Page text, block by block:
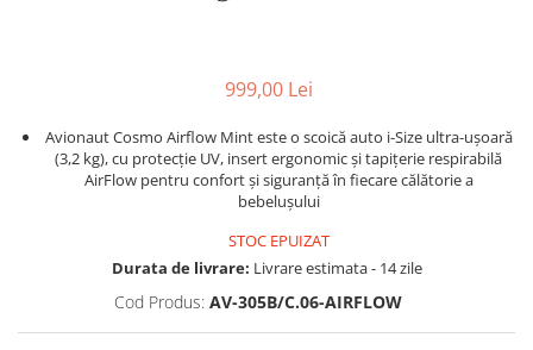
999,00 Lei
Avionaut Cosmo Airflow Mint este o scoică auto i-Size ultra-ușoară
(3,2 kg), cu protecție UV, insert ergonomic și tapițerie respirabilă
AirFlow pentru confort și siguranță în fiecare călătorie a
bebelușului
STOC EPUIZAT
Durata de livrare: Livrare estimata - 14 zile
Cod Produs: AV-305B/C.06-AIRFLOW